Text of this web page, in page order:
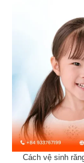
Cách vệ sinh